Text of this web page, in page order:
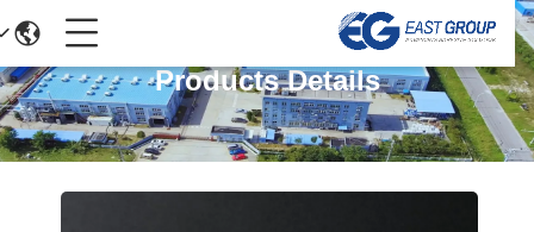
Products Details